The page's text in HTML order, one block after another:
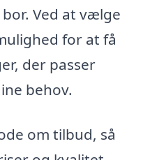
Ved at vælge
for at få
der passer
behov.
om tilbud, så